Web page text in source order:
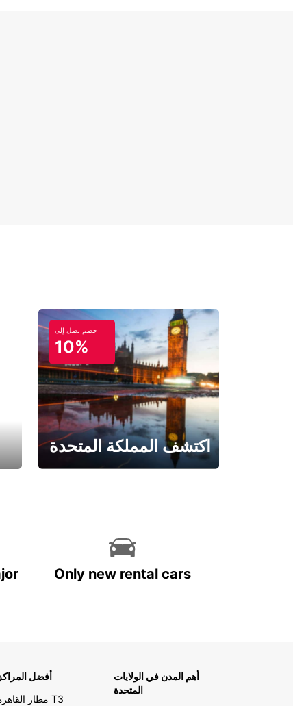
خصم يصل إلى
10%
اكتشف المملكة المتحدة
Only new rental cars
أفضل المراكز
مطار القاهرة T3
أهم المدن في الولايات
المتحدة